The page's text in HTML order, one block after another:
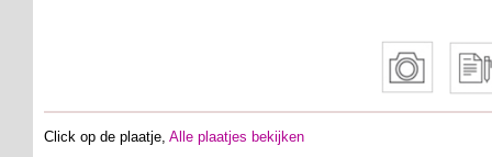
Click op de plaatje, Alle plaatjes bekijken